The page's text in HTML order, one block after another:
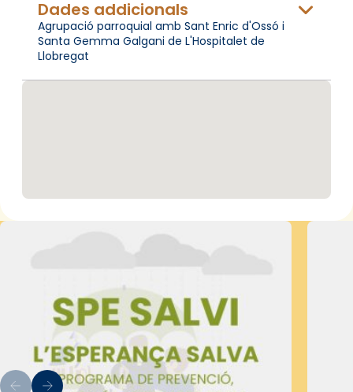
Dades addicionals
Agrupació parroquial amb Sant Enric d'Ossó i
Santa Gemma Galgani de L'Hospitalet de
Llobregat